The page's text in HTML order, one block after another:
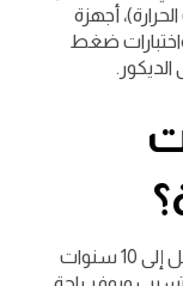
أجهزة
ضغط
نعم، تقدم أفضل الشركات ضمانًا مكتوبًا يصل إلى 10 سنوات